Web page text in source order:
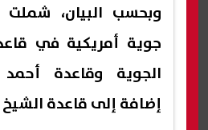
وبحسب البيان، شملت
جوية أمريكية في
الجوية وقاعدة أحمد
إضافة إلى قاعدة